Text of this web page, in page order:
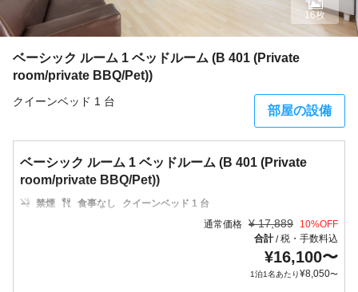
ベーシック ルーム 1 ベッドルーム (B 401 (Private
room/private BBQ/Pet))
クイーンベッド 1 台
部屋の設備
16枚
ベーシック ルーム 1 ベッドルーム (B 401 (Private
room/private BBQ/Pet))
禁煙 食事なし
クイーンベッド 1 台
通常価格 ¥ 17,889 10%OFF
合計/税・手数料込
¥16,100〜
1泊1名あたり¥8,050〜